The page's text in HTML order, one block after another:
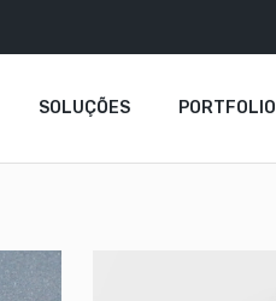
SOLUÇÕES PORTFOLIO